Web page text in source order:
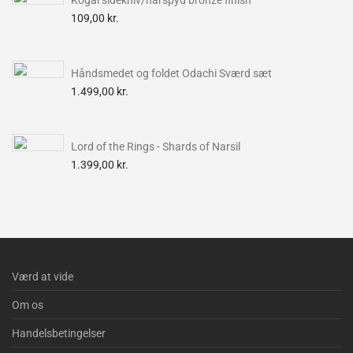
109,00 kr.
Håndsmedet og foldet Odachi Sværd sæt
1.499,00 kr.
Lord of the Rings - Shards of Narsil
1.399,00 kr.
Værd at vide
Om os
Handelsbetingelser